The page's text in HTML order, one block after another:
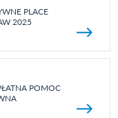
PLACE
2025
POMOC